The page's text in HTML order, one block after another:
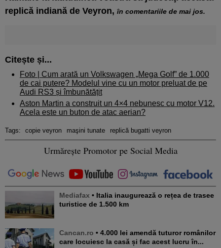
replică indiană de Veyron, în comentariile de mai jos.
Citește și...
Foto |
Cum arată un Volkswagen „Mega Golf” de 1.000
de cai putere? Modelul vine cu un motor preluat de pe
Audi RS3 și îmbunătățit
Aston Martin a construit un 4×4 nebunesc cu motor V12.
Acela este un buton de atac aerian?
Tags: copie veyron maşini tunate replică bugatti veyron
Urmărește Promotor pe Social Media
Mediafax • Italia inaugurează o rețea de trasee
turistice de 1.500 km
Cancan.ro • 4.000 lei amendă tuturor românilor
care locuiesc la casă și fac acest lucru în...